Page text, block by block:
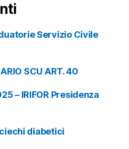
Servizio Civile
SCU ART. 40
– IRIFOR Presidenza
diabetici